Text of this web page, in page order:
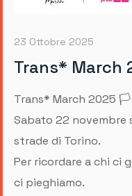
23 Ottobre 2025
Trans*
Trans* March 2025
Sabato 22 novembre
strade di Torino.
Per ricordare a chi ci
ci pieghiamo.